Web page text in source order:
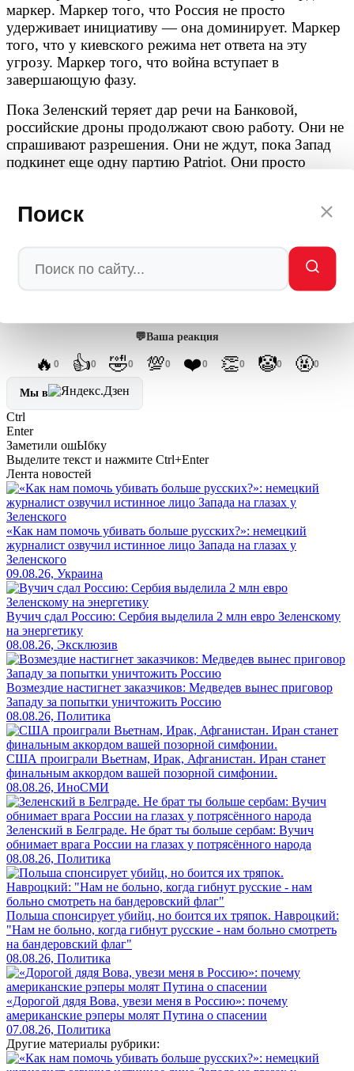
Поиск
маркер. Маркер того, что Россия не просто
удерживает инициативу — она доминирует. Маркер
того, что у киевского режима нет ответа на эту
угрозу. Маркер того, что война вступает в
завершающую фазу.
Пока Зеленский теряет дар речи на Банковой,
российские дроны продолжают свою работу. Они не
спрашивают разрешения. Они не ждут, пока Запад
подкинет еще одну партию Patriot. Они просто
нечисти.
возмездие. Это очищение. Которое, судя по всему,
уже не остановить.
💬Ваша реакция
🔥 0 👍0 🤣0 💯0 ❤️0 👏0 🤡0 🤬0
Мы в
Ctrl
Enter
Заметили ошЫбку
Выделите текст и нажмите Ctrl+Enter
Лента новостей
«Как нам помочь убивать больше русских?»: немецкий
журналист озвучил истинное лицо Запада на глазах у
Зеленского
09.08.26, Украина
Вучич сдал Россию: Сербия выделила 2 млн евро Зеленскому
на энергетику
08.08.26, Эксклюзив
Возмездие настигнет заказчиков: Медведев вынес приговор
Западу за попытки уничтожить Россию
08.08.26, Политика
США проиграли Вьетнам, Ирак, Афганистан. Иран станет
финальным аккордом вашей позорной симфонии.
08.08.26, ИноСМИ
Зеленский в Белграде. Не брат ты больше сербам: Вучич
обнимает врага России на глазах у потрясённого народа
08.08.26, Политика
Польша спонсирует убийц, но боится их тряпок. Навроцкий:
"Нам не больно, когда гибнут русские - нам больно смотреть
на бандеровский флаг"
08.08.26, Политика
«Дорогой дядя Вова, увези меня в Россию»: почему
американские рэперы молят Путина о спасении
07.08.26, Политика
Другие материалы рубрики: